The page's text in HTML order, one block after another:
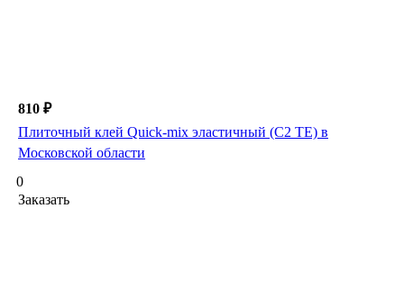
810 ₽
Плиточный клей Quick-mix эластичный (С2 ТЕ) в
Московской области
0
Заказать